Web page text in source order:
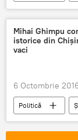
Maia Sandu
Platforma "Da"
PAS
Mihai Ghimpu
istorice din
vaci
6 Octombrie
Politică
Chişinău